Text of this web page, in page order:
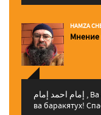
HAMZA
Мнение
إمام احمد إمام , Ва алейкум ассалам ва рахматуЛлахи
ва баракятух!